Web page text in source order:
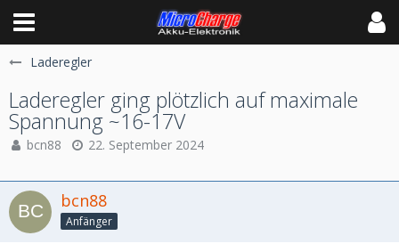
Laderegler
Laderegler ging plötzlich auf maximale
Spannung ~16-17V
bcn88 22. September 2024
bcn88
Anfänger